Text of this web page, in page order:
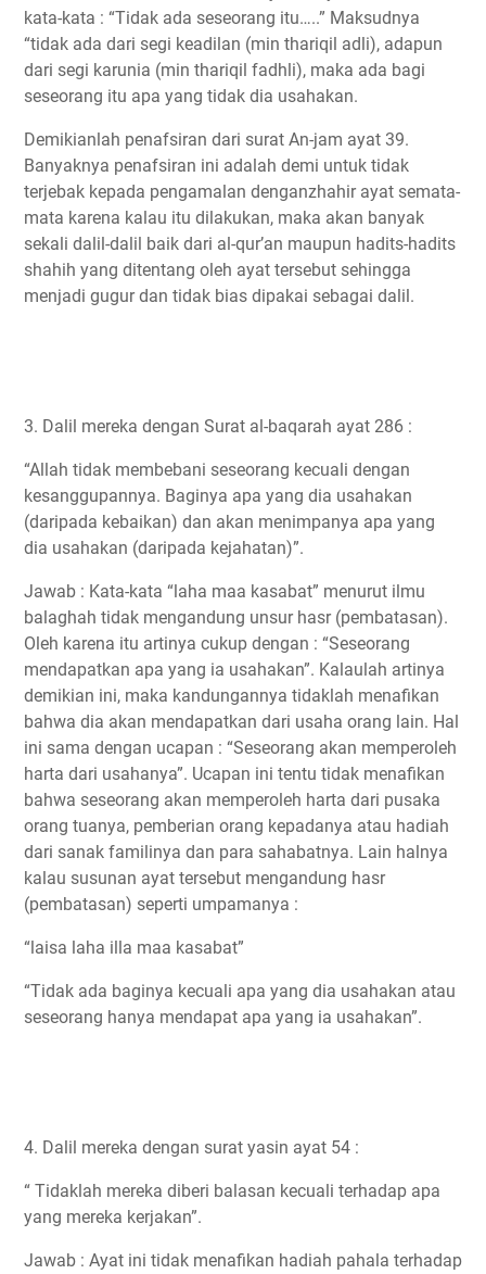
kata-kata : “Tidak ada seseorang itu…..” Maksudnya
“tidak ada dari segi keadilan (min thariqil adli), adapun
dari segi karunia (min thariqil fadhli), maka ada bagi
seseorang itu apa yang tidak dia usahakan.
Demikianlah penafsiran dari surat An-jam ayat 39.
Banyaknya penafsiran ini adalah demi untuk tidak
terjebak kepada pengamalan denganzhahir ayat semata-
mata karena kalau itu dilakukan, maka akan banyak
sekali dalil-dalil baik dari al-qur’an maupun hadits-hadits
shahih yang ditentang oleh ayat tersebut sehingga
menjadi gugur dan tidak bias dipakai sebagai dalil.
3. Dalil mereka dengan Surat al-baqarah ayat 286 :
“Allah tidak membebani seseorang kecuali dengan
kesanggupannya. Baginya apa yang dia usahakan
(daripada kebaikan) dan akan menimpanya apa yang
dia usahakan (daripada kejahatan)”.
Jawab : Kata-kata “laha maa kasabat” menurut ilmu
balaghah tidak mengandung unsur hasr (pembatasan).
Oleh karena itu artinya cukup dengan : “Seseorang
mendapatkan apa yang ia usahakan”. Kalaulah artinya
demikian ini, maka kandungannya tidaklah menafikan
bahwa dia akan mendapatkan dari usaha orang lain. Hal
ini sama dengan ucapan : “Seseorang akan memperoleh
harta dari usahanya”. Ucapan ini tentu tidak menafikan
bahwa seseorang akan memperoleh harta dari pusaka
orang tuanya, pemberian orang kepadanya atau hadiah
dari sanak familinya dan para sahabatnya. Lain halnya
kalau susunan ayat tersebut mengandung hasr
(pembatasan) seperti umpamanya :
“laisa laha illa maa kasabat”
“Tidak ada baginya kecuali apa yang dia usahakan atau
seseorang hanya mendapat apa yang ia usahakan”.
4. Dalil mereka dengan surat yasin ayat 54 :
“ Tidaklah mereka diberi balasan kecuali terhadap apa
yang mereka kerjakan”.
Jawab : Ayat ini tidak menafikan hadiah pahala terhadap